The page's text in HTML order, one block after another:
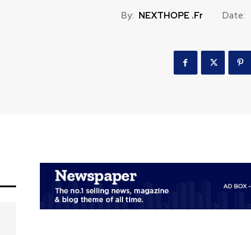
By: NEXTHOPE .fr Date: